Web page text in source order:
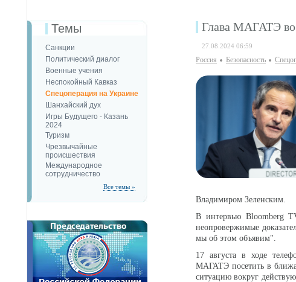
Темы
Санкции
Политический диалог
Военные учения
Неспокойный Кавказ
Спецоперация на Украине
Шанхайский дух
Игры Будущего - Казань
2024
Туризм
Чрезвычайные
происшествия
Международное
сотрудничество
Все темы »
Глава МАГАТЭ
27.08.2024 06:59
Россия Безопаcность
Владимиром Зеленским.
В интервью Bloomberg
неопровержимые
мы об этом объявим".
17 августа в ходе
МАГАТЭ посетить в
ситуацию вокруг